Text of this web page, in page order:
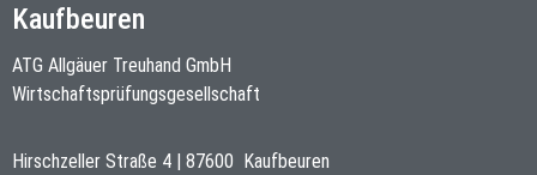
Kaufbeuren
ATG Allgäuer Treuhand GmbH
Wirtschaftsprüfungsgesellschaft
Hirschzeller Straße 4 | 87600 Kaufbeuren